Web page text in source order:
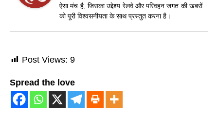
ऐसा मंच है, जिसका उद्देश्य रेलवे और परिवहन जगत की खबरों
को पूरी विश्वसनीयता के साथ प्रस्तुत करना है।
Post Views: 9
Spread the love